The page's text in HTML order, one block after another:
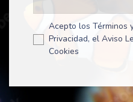
Acepto los Términos
Privacidad, el Aviso
Cookies